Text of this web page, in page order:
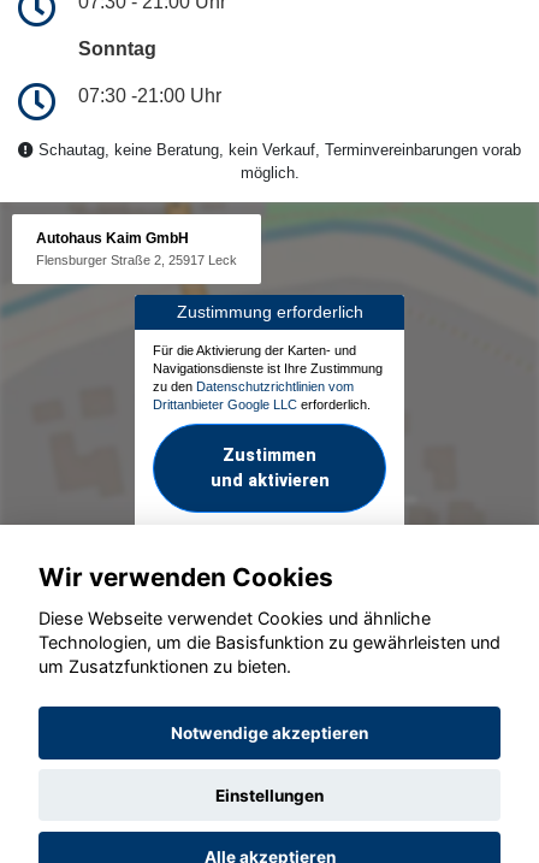
Sonntag
07:30 -21:00 Uhr
Schautag, keine Beratung, kein Verkauf, Terminvereinbarungen vorab
möglich.
Autohaus Kaim GmbH
Flensburger Straße 2, 25917 Leck
Zustimmung erforderlich
Für die Aktivierung der Karten- und
Navigationsdienste ist Ihre Zustimmung
zu den Datenschutzrichtlinien vom
Drittanbieter Google LLC erforderlich.
Zustimmen
und aktivieren
© konjunkturmotor.de GmbH 2020 - 2026
Wir verwenden Cookies
Diese Webseite verwendet Cookies und ähnliche
Technologien, um die Basisfunktion zu gewährleisten und
um Zusatzfunktionen zu bieten.
Notwendige akzeptieren
Einstellungen
Alle akzeptieren